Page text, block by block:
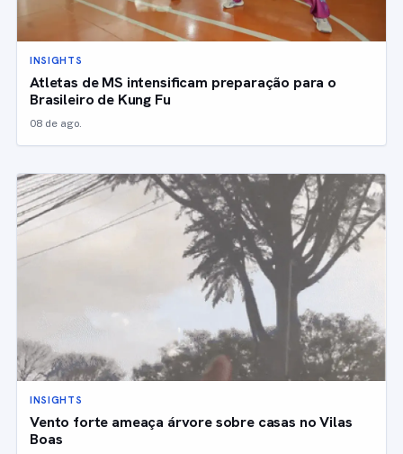
INSIGHTS
Atletas de MS intensificam preparação para o
Brasileiro de Kung Fu
08 de ago.
INSIGHTS
Vento forte ameaça árvore sobre casas no Vilas
Boas